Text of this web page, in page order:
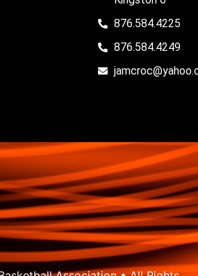
876.584.4225
876.584.4249